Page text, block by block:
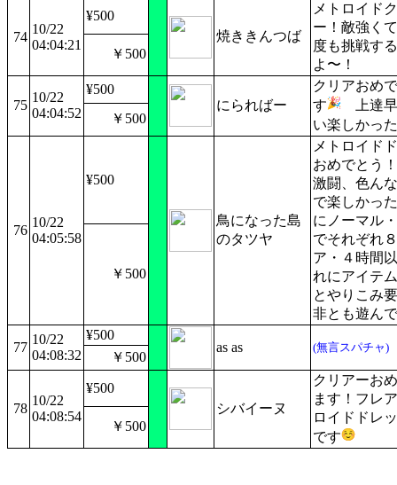
74
10/22
04:04:21
¥500
焼ききんつば
メトロイド
ー！敵強く
度も挑戦す
よ〜！
￥500
75
10/22
04:04:52
¥500
にらればー
クリアおめ
す
上達早
い楽しかった
￥500
76
10/22
04:05:58
¥500
鳥になった島
のタツヤ
メトロイド
おめでとう
激闘、色ん
で楽しかっ
にノーマル
でそれぞれ
ア・４時間
れにアイテ
とやりこみ
非とも遊ん
￥500
77
10/22
04:08:32
¥500
as as
(無言スパチャ)
￥500
78
10/22
04:08:54
¥500
シバイーヌ
クリアーお
ます！フレ
ロイドドレ
です
￥500